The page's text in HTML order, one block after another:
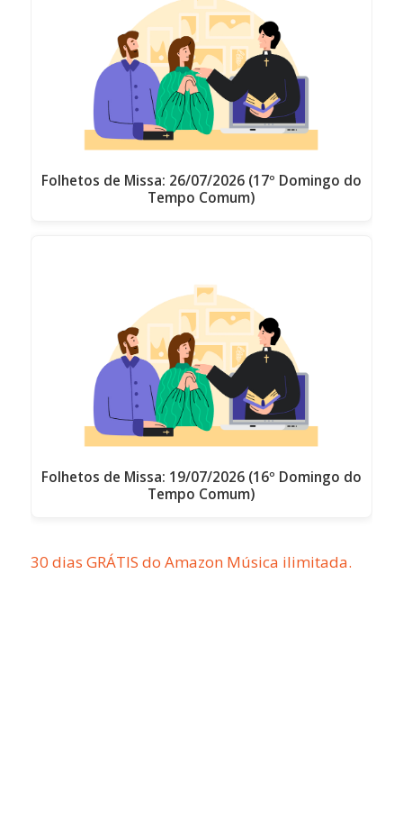
Folhetos de Missa: 26/07/2026 (17º Domingo do
Tempo Comum)
Folhetos de Missa: 19/07/2026 (16º Domingo do
Tempo Comum)
30 dias GRÁTIS do Amazon Música ilimitada.